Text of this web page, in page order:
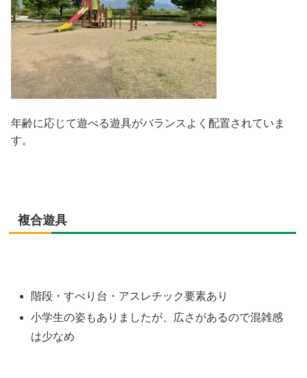
年齢に応じて遊べる遊具がバランスよく配置されていま
す。
複合遊具
階段・すべり台・アスレチック要素あり
小学生の姿もありましたが、広さがあるので混雑感
は少なめ